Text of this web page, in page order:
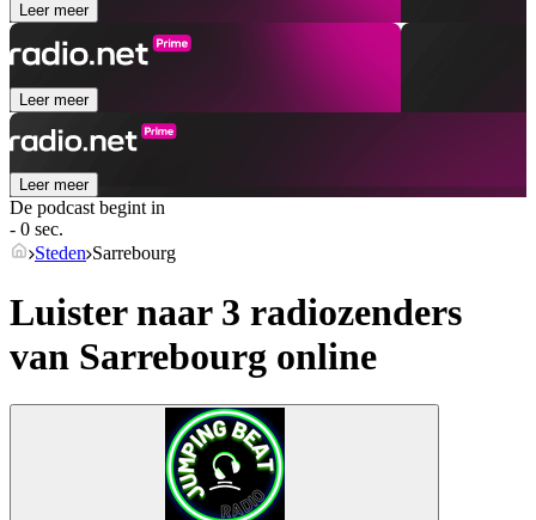
Leer meer
Leer meer
Leer meer
De podcast begint in
- 0 sec.
Steden Sarrebourg
Luister naar 3 radiozenders
van Sarrebourg online